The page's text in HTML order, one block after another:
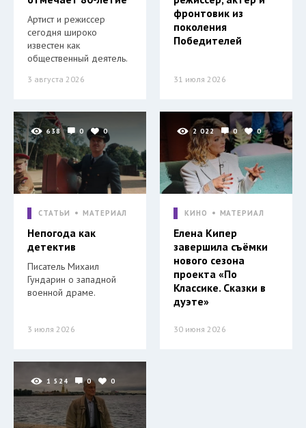
Артист и режиссер
сегодня широко
известен как
общественный деятель.
3 августа 2026
фронтовик из
поколения
Победителей
31 июля 2026
638 0 0
СТАТЬИ МАТЕРИАЛ
Непогода как
детектив
Писатель Михаил
Гундарин о западной
военной драме.
3 июля 2026
2 022 0 0
КИНО МАТЕРИАЛ
Елена Кипер
завершила съёмки
нового сезона
проекта «По
Классике. Сказки в
дуэте»
30 июня 2026
1 524 0 0